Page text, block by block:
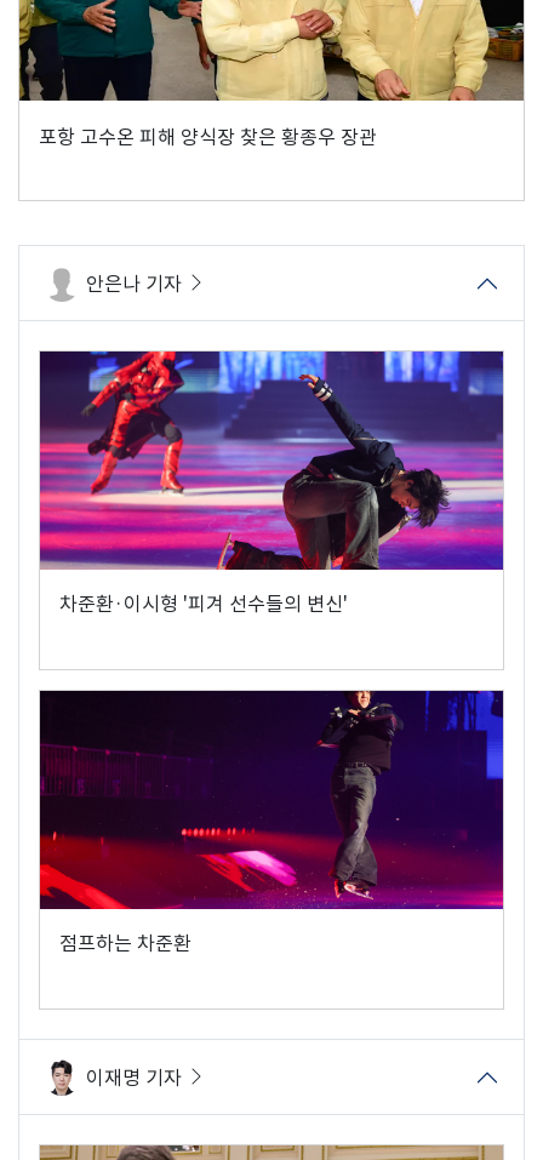
포항 고수온 피해 양식장 찾은 황종우 장관
안은나 기자
차준환·이시형 '피겨 선수들의 변신'
점프하는 차준환
이재명 기자